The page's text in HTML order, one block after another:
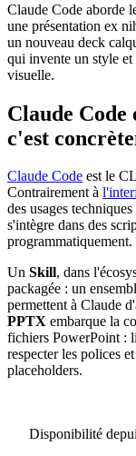
Claude Code aborde
une présentation ex
un nouveau deck
qui invente un style et
visuelle.
Claude
c'est
Claude Code est le
Contrairement à
des usages
s'intègre dans des
programmatiquement.
Un Skill, dans
packagée : un
permettent à Claude
PPTX embarque la
fichiers PowerPoint :
respecter les polices
placeholders.
Disponibilité